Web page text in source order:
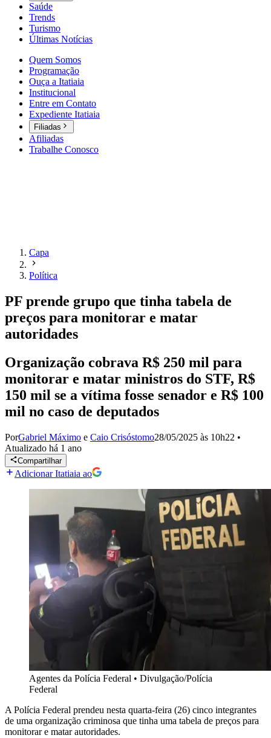
Saúde
Trends
Turismo
Últimas Notícias
Quem Somos
Programação
Ouça a Itatiaia
Institucional
Entre em Contato
Expediente Itatiaia
Filiadas
Afiliadas
Trabalhe Conosco
Capa
Política
PF prende grupo que tinha tabela de
preços para monitorar e matar
autoridades
Organização cobrava R$ 250 mil para
monitorar e matar ministros do STF, R$
150 mil se a vítima fosse senador e R$ 100
mil no caso de deputados
PorGabriel Máximo e Caio Crisóstomo28/05/2025 às 10h22 •
Atualizado há 1 ano
Compartilhar
Adicionar Itatiaia ao
Agentes da Polícia Federal • Divulgação/Polícia
Federal
A Polícia Federal prendeu nesta quarta-feira (26) cinco integrantes
de uma organização criminosa que tinha uma tabela de preços para
monitorar e matar autoridades.